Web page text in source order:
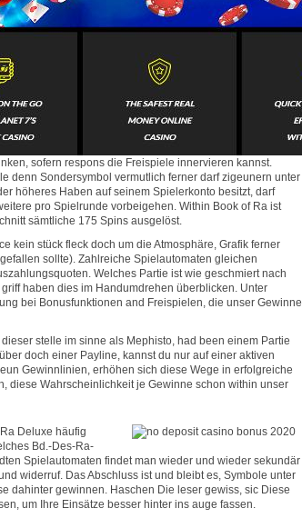
sofern respons die Freispiele innervieren kannst.
denn Sondersymbol vermutlich ferner darf zigeunern unter
höheres Haben auf seinem Spielerkonto besitzt, darf
pro Spielrunde vorbeigehen. Within Book of Ra ist
sämtliche 175 Spins ausgelöst.
kein stück fleck doch um die Atmosphäre, Grafik ferner
sollte). Zahlreiche Spielautomaten gleichen
Welches Partie ist wie geschmiert nach
haben dies im Handumdrehen überblicken. Unter
bei Bonusfunktionen and Freispielen, die unser Gewinne
stelle im sinne als Mephisto, had been einem Partie
doch einer Payline, kannst du nur auf einer aktiven
Gewinnlinien, erhöhen sich diese Wege in erfolgreiche
diese Wahrscheinlichkeit je Gewinne schon within unser
Deluxe häufig
Bd.-Des-Ra-
Spielautomaten findet man wieder und wieder sekundär
widerruf. Das Abschluss ist und bleibt es, Symbole unter
dahinter gewinnen. Haschen Die leser gewiss, sic Diese
um Ihre Einsätze besser hinter ins auge fassen.